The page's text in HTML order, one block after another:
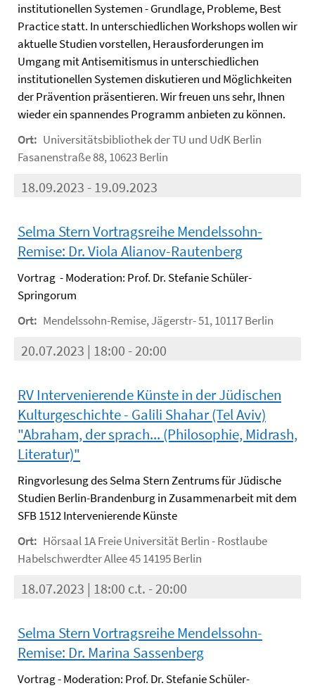
institutionellen Systemen - Grundlage, Probleme, Best
Practice statt. In unterschiedlichen Workshops wollen wir
aktuelle Studien vorstellen, Herausforderungen im
Umgang mit Antisemitismus in unterschiedlichen
institutionellen Systemen diskutieren und Möglichkeiten
der Prävention präsentieren. Wir freuen uns sehr, Ihnen
wieder ein spannendes Programm anbieten zu können.
Ort: Universitätsbibliothek der TU und UdK Berlin
Fasanenstraße 88, 10623 Berlin
18.09.2023 - 19.09.2023
Selma Stern Vortragsreihe Mendelssohn-
Remise: Dr. Viola Alianov-Rautenberg
Vortrag - Moderation: Prof. Dr. Stefanie Schüler-
Springorum
Ort: Mendelssohn-Remise, Jägerstr- 51, 10117 Berlin
20.07.2023 | 18:00 - 20:00
RV Intervenierende Künste in der Jüdischen
Kulturgeschichte - Galili Shahar (Tel Aviv)
"Abraham, der sprach... (Philosophie, Midrash,
Literatur)"
Ringvorlesung des Selma Stern Zentrums für Jüdische
Studien Berlin-Brandenburg in Zusammenarbeit mit dem
SFB 1512 Intervenierende Künste
Ort: Hörsaal 1A Freie Universität Berlin - Rostlaube
Habelschwerdter Allee 45 14195 Berlin
18.07.2023 | 18:00 c.t. - 20:00
Selma Stern Vortragsreihe Mendelssohn-
Remise: Dr. Marina Sassenberg
Vortrag - Moderation: Prof. Dr. Stefanie Schüler-